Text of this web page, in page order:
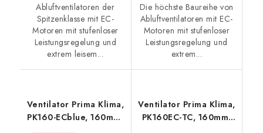
Abluftventilatoren der
Spitzenklasse mit EC-
Motoren mit stufenloser
Leistungsregelung und
extrem leisem...
Die höchste Baureihe von
Abluftventilatoren mit EC-
Motoren mit stufenloser
Leistungsregelung und
extrem...
Ventilator Prima Klima,
PK160-ECblue, 160mm,
Ventilator Prima Klima,
PK160EC-TC, 160mm,